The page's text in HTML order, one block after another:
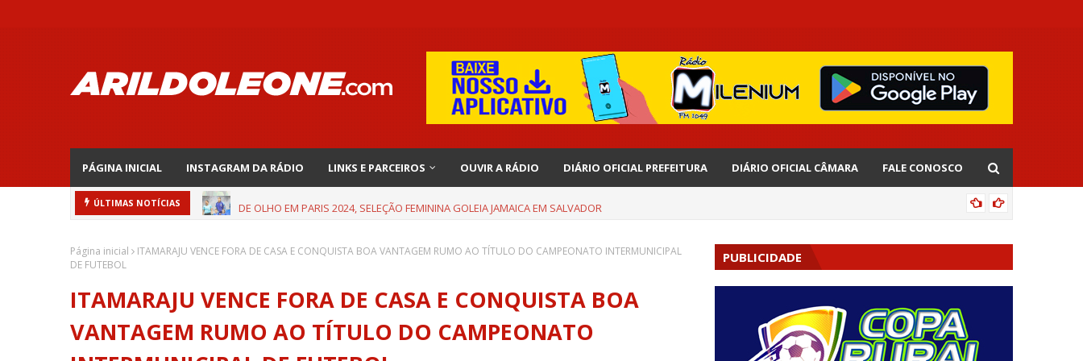
PÁGINA INICIAL INSTAGRAM DA RÁDIO LINKS E PARCEIROS OUVIR A RÁDIO DIÁRIO OFICIAL PREFEITURA DIÁRIO OFICIAL CÂMARA FALE CONOSCO
ÚLTIMAS NOTÍCIAS DE OLHO EM PARIS 2024, SELEÇÃO FEMININA GOLEIA JAMAICA EM SALVADOR
Página inicial
ITAMARAJU VENCE FORA DE CASA E CONQUISTA BOA VANTAGEM RUMO AO TÍTULO DO CAMPEONATO INTERMUNICIPAL
DE FUTEBOL
ITAMARAJU VENCE FORA DE CASA E CONQUISTA BOA
VANTAGEM RUMO AO TÍTULO DO CAMPEONATO
PUBLICIDADE